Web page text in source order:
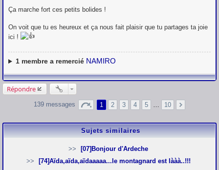
g
Ça marche fort ces petits bolides !
On voit que tu es heureux et ça nous fait plaisir que tu partages ta joie
ici !
1membre a remercié NAMIRO
Répondre
139 messages 1 2 3 4 5 … 10
Sujets similaires
[07]Bonjour d'Ardeche
[74]Aïda,aïda,aïdaaaaa...le montagnard est lààà..!!!